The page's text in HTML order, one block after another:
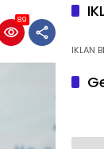
89
IKLAN BI